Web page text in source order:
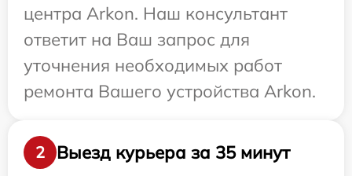
центра Arkon. Наш консультант
ответит на Ваш запрос для
уточнения необходимых работ
ремонта Вашего устройства Arkon.
2 Выезд курьера за 35 минут